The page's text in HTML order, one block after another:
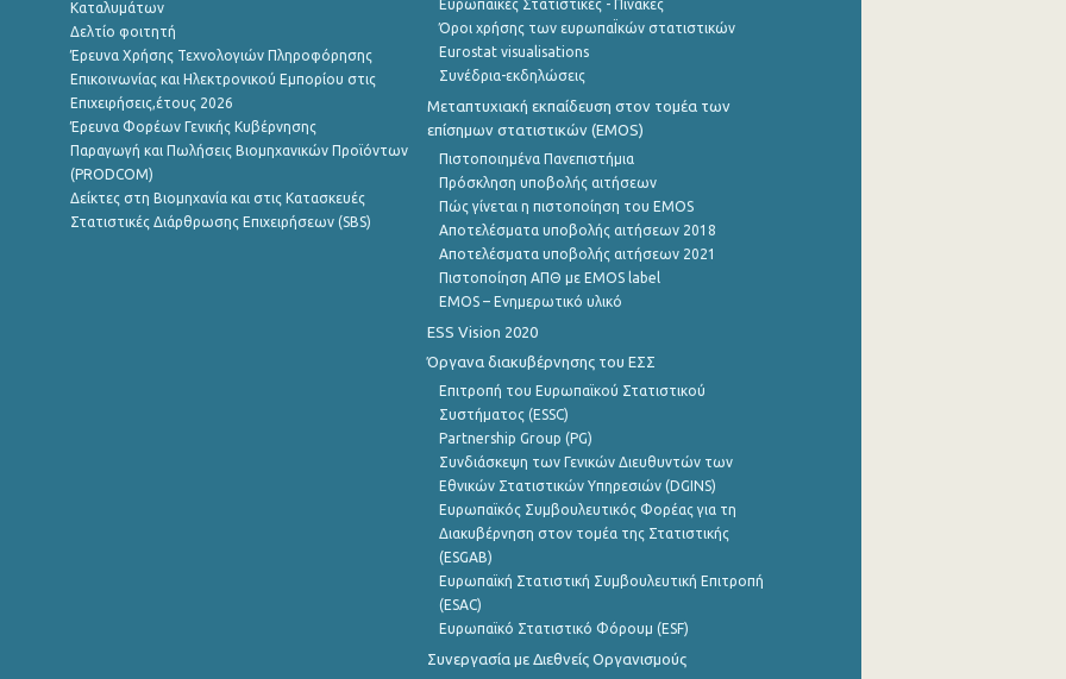
Καταλυμάτων
Δελτίο φοιτητή
Έρευνα Χρήσης Τεχνολογιών Πληροφόρησης
Επικοινωνίας και Ηλεκτρονικού Εμπορίου στις
Επιχειρήσεις,έτους 2026
Έρευνα Φορέων Γενικής Κυβέρνησης
Παραγωγή και Πωλήσεις Βιομηχανικών Προϊόντων
(PRODCOM)
Δείκτες στη Βιομηχανία και στις Κατασκευές
Στατιστικές Διάρθρωσης Επιχειρήσεων (SBS)
Ευρωπαϊκές Στατιστικές - Πίνακες
Όροι χρήσης των ευρωπαΪκών στατιστικών
Eurostat visualisations
Συνέδρια-εκδηλώσεις
Μεταπτυχιακή εκπαίδευση στον τομέα των
επίσημων στατιστικών (EMOS)
Πιστοποιημένα Πανεπιστήμια
Πρόσκληση υποβολής αιτήσεων
Πώς γίνεται η πιστοποίηση του EMOS
Αποτελέσματα υποβολής αιτήσεων 2018
Αποτελέσματα υποβολής αιτήσεων 2021
Πιστοποίηση ΑΠΘ με EMOS label
EMOS – Ενημερωτικό υλικό
ESS Vision 2020
Όργανα διακυβέρνησης του ΕΣΣ
Επιτροπή του Ευρωπαϊκού Στατιστικού
Συστήματος (ESSC)
Partnership Group (PG)
Συνδιάσκεψη των Γενικών Διευθυντών των
Εθνικών Στατιστικών Υπηρεσιών (DGINS)
Ευρωπαϊκός Συμβουλευτικός Φορέας για τη
Διακυβέρνηση στον τομέα της Στατιστικής
(ESGAB)
Ευρωπαϊκή Στατιστική Συμβουλευτική Επιτροπή
(ESAC)
Ευρωπαϊκό Στατιστικό Φόρουμ (ESF)
Συνεργασία με Διεθνείς Οργανισμούς